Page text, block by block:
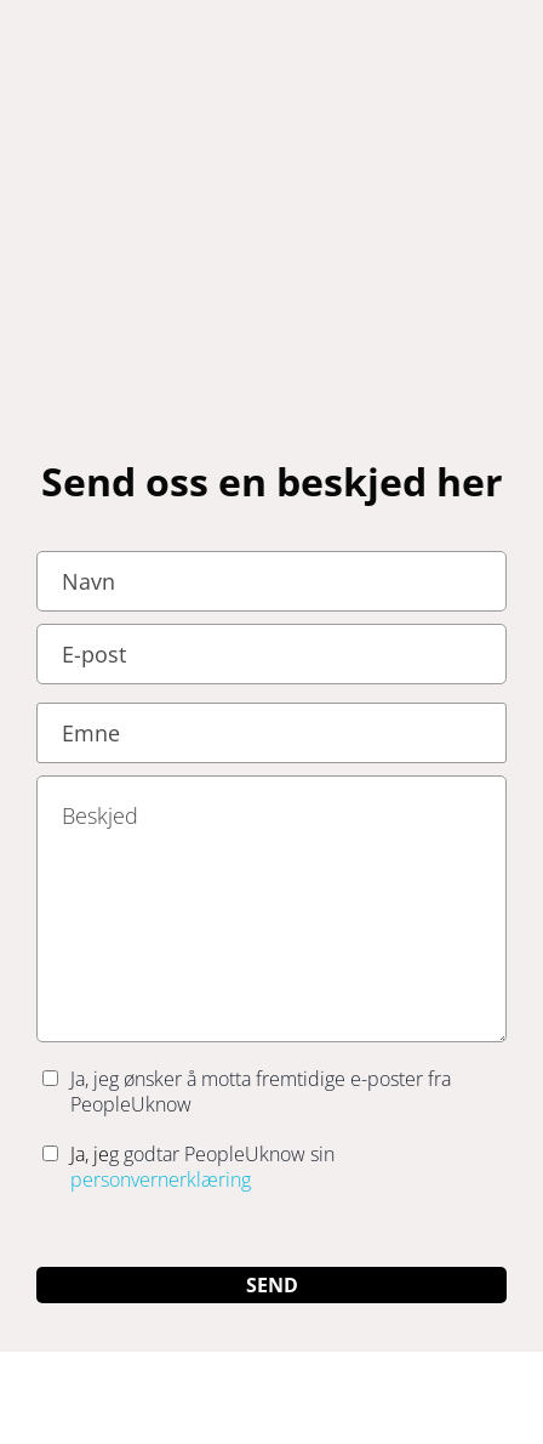
Send oss en beskjed her
Ja, jeg ønsker å motta fremtidige e-poster fra
PeopleUknow
Ja, jeg godtar PeopleUknow sin
personvernerklæring
SEND